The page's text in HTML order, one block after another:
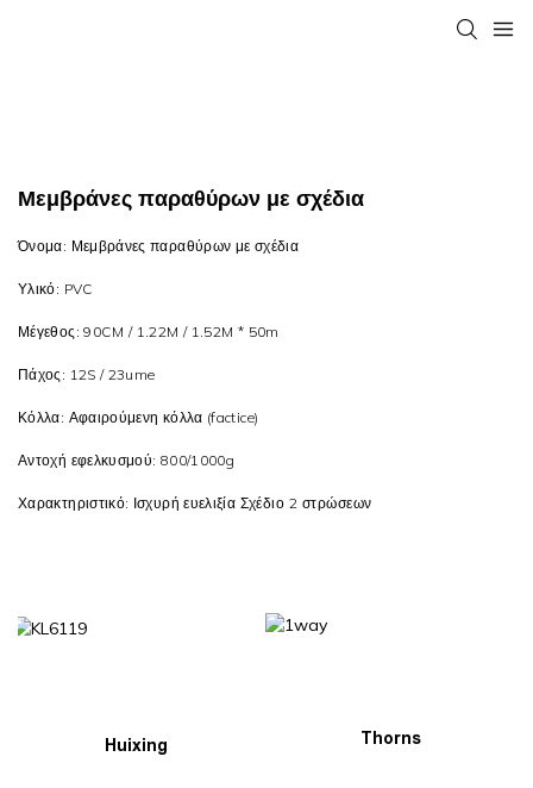
Μεμβράνες παραθύρων με σχέδια
Όνομα: Μεμβράνες παραθύρων με σχέδια
Υλικό: PVC
Μέγεθος: 90CM / 1.22M / 1.52M * 50m
Πάχος: 12S / 23ume
Κόλλα: Αφαιρούμενη κόλλα (factice)
Αντοχή εφελκυσμού: 800/1000g
Χαρακτηριστικό: Ισχυρή ευελιξία Σχέδιο 2 στρώσεων
Huixing Thorns